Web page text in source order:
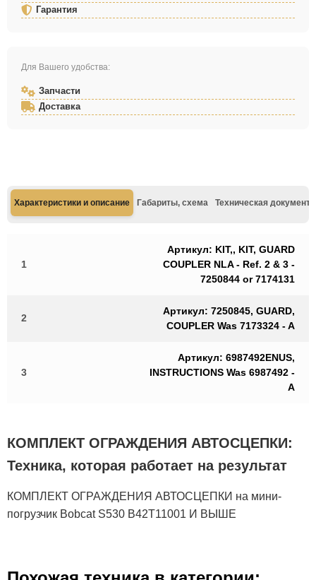
Гарантия
Для Вашего удобства:
Запчасти
Доставка
Характеристики и описание Габариты, схема Техническая
1
Артикул: KIT,, KIT, GUARD
COUPLER NLA - Ref. 2 & 3 -
7250844 or 7174131
2
Артикул: 7250845, GUARD,
COUPLER Was 7173324 - A
3
Артикул: 6987492ENUS,
INSTRUCTIONS Was 6987492 -
A
КОМПЛЕКТ ОГРАЖДЕНИЯ АВТОСЦЕПКИ:
Техника, которая работает на результат
КОМПЛЕКТ ОГРАЖДЕНИЯ АВТОСЦЕПКИ на мини-
погрузчик Bobcat S530 B42T11001 И ВЫШЕ